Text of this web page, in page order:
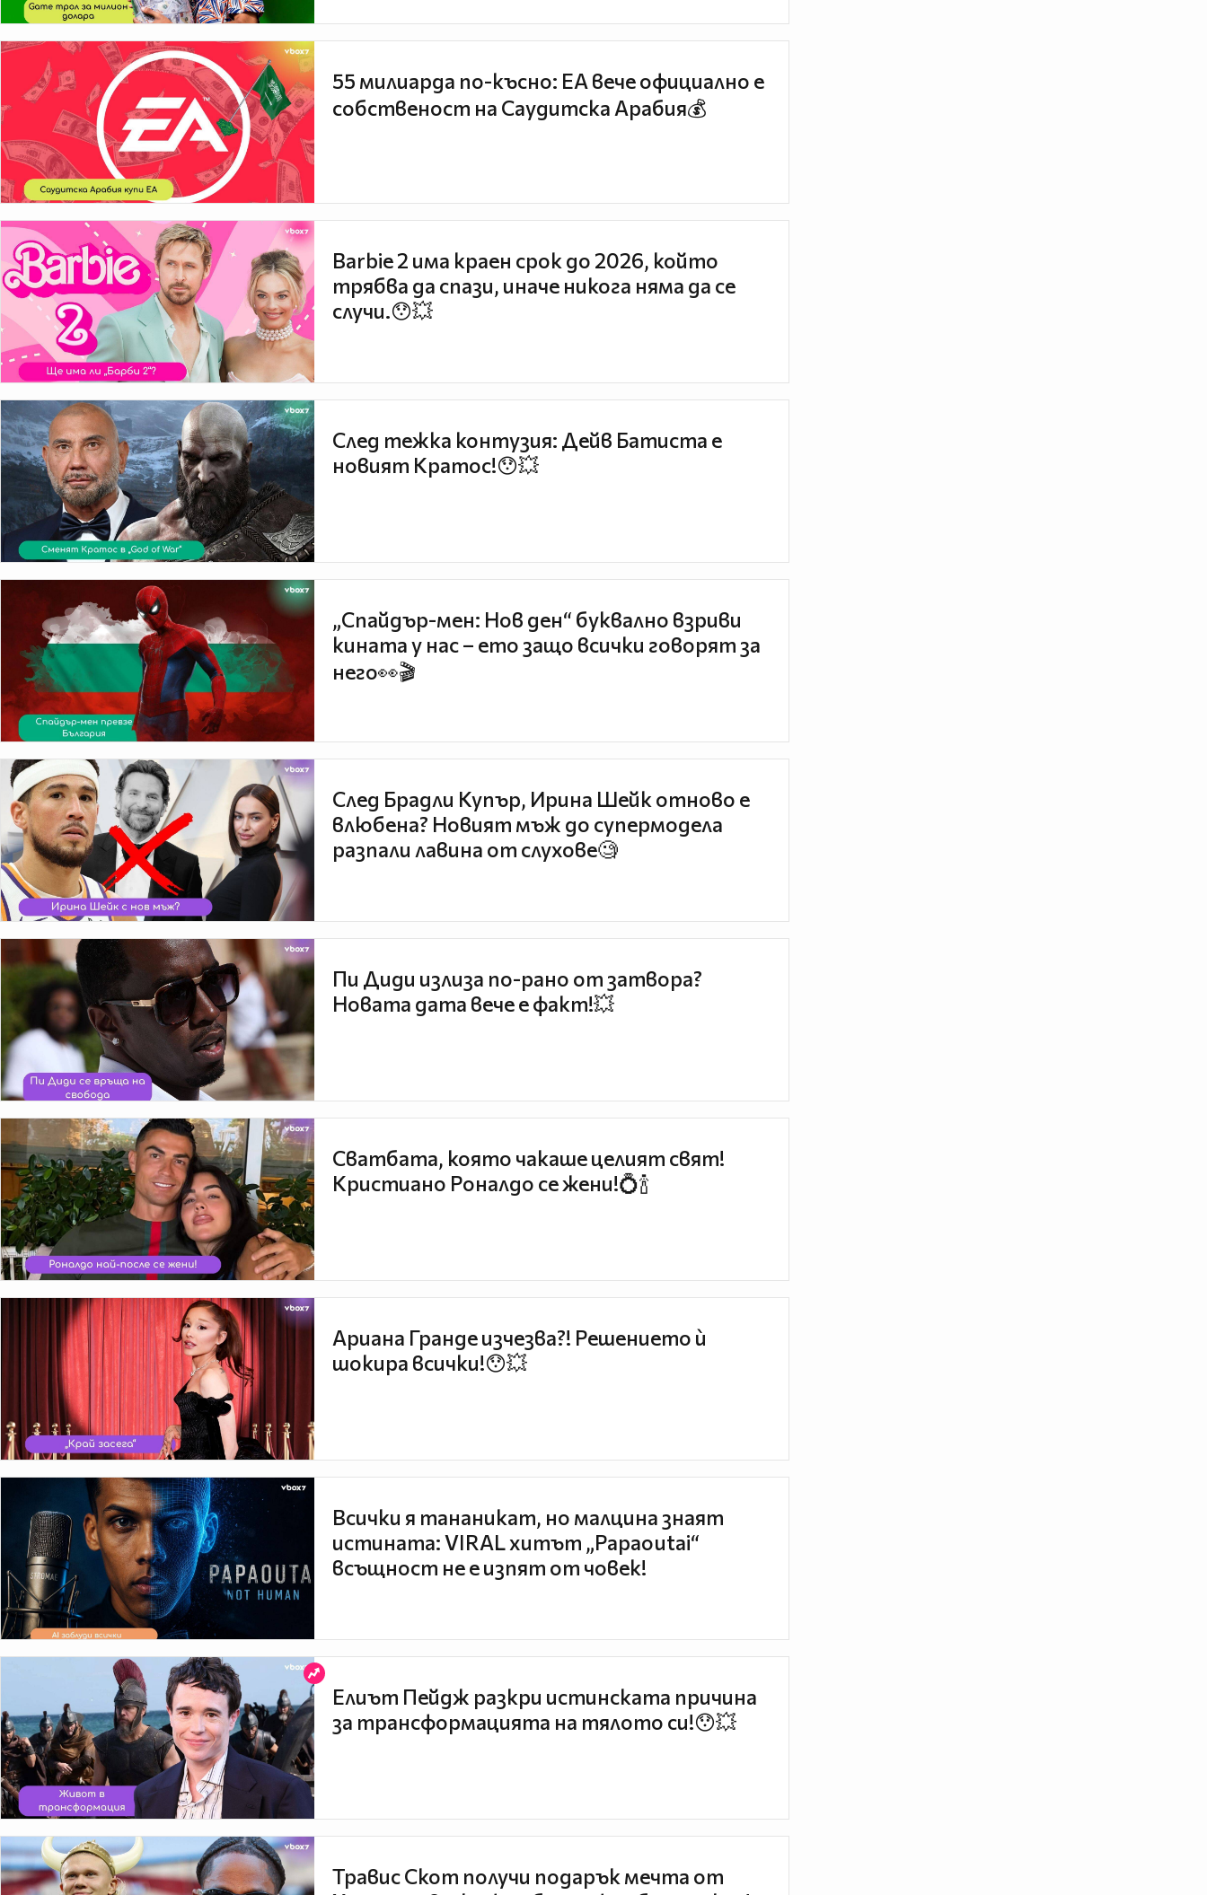
55 милиарда по-късно: EA вече официално е
собственост на Саудитска Арабия💰
Barbie 2 има краен срок до 2026, който
трябва да спази, иначе никога няма да се
случи.😯💥
След тежка контузия: Дейв Батиста е
новият Кратос!😯💥
„Спайдър-мен: Нов ден“ буквално взриви
кината у нас – ето защо всички говорят за
него👀🎬
След Брадли Купър, Ирина Шейк отново е
влюбена? Новият мъж до супермодела
разпали лавина от слухове🧐
Пи Диди излиза по-рано от затвора?
Новата дата вече е факт!💥
Сватбата, която чакаше целият свят!
Кристиано Роналдо се жени!💍🍾
Ариана Гранде изчезва?! Решението ѝ
шокира всички!😯💥
Всички я тананикат, но малцина знаят
истината: VIRAL хитът „Papaoutai“
всъщност не е изпят от човек!
Елиът Пейдж разкри истинската причина
за трансформацията на тялото си!😯💥
Травис Скот получи подарък мечта от